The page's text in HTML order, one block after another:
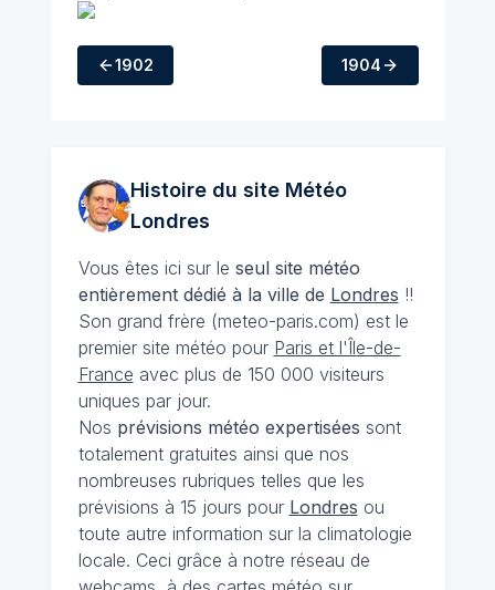
1902 1904
Histoire du site Météo
Londres
Vous êtes ici sur le seul site météo
entièrement dédié à la ville de Londres !!
Son grand frère (meteo-paris.com) est le
premier site météo pour Paris et l'Île-de-
France avec plus de 150 000 visiteurs
uniques par jour.
Nos prévisions météo expertisées sont
totalement gratuites ainsi que nos
nombreuses rubriques telles que les
prévisions à 15 jours pour Londres ou
toute autre information sur la climatologie
locale. Ceci grâce à notre réseau de